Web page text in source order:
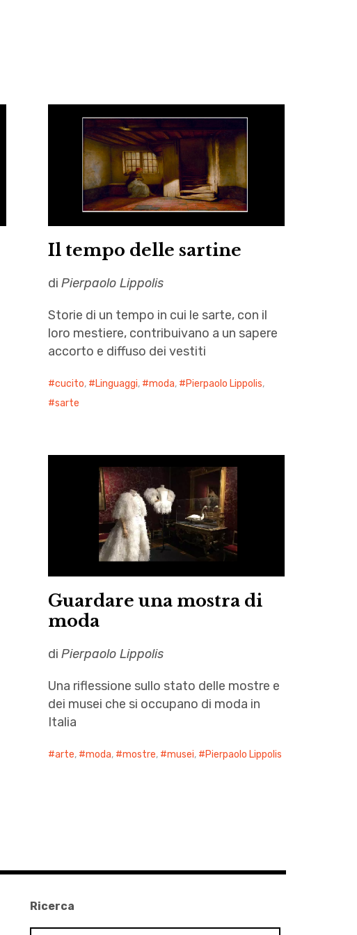
Il tempo delle sartine
di Pierpaolo Lippolis
Storie di un tempo in cui le sarte, con il
loro mestiere, contribuivano a un sapere
accorto e diffuso dei vestiti
cucito, Linguaggi, moda, Pierpaolo Lippolis,
sarte
Guardare una mostra di
moda
di Pierpaolo Lippolis
Una riflessione sullo stato delle mostre e
dei musei che si occupano di moda in
Italia
arte, moda, mostre, musei, Pierpaolo Lippolis
Ricerca